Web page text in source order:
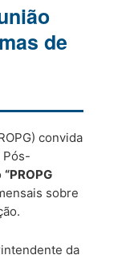
de
convida
Pós-
“PROPG
sobre
da